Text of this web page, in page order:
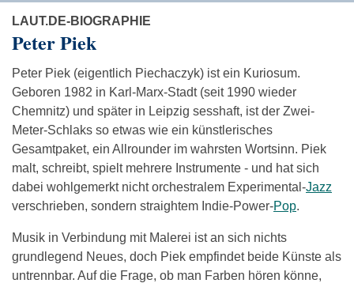
LAUT.DE-BIOGRAPHIE
Peter Piek
Peter Piek (eigentlich Piechaczyk) ist ein Kuriosum.
Geboren 1982 in Karl-Marx-Stadt (seit 1990 wieder
Chemnitz) und später in Leipzig sesshaft, ist der Zwei-
Meter-Schlaks so etwas wie ein künstlerisches
Gesamtpaket, ein Allrounder im wahrsten Wortsinn. Piek
malt, schreibt, spielt mehrere Instrumente - und hat sich
dabei wohlgemerkt nicht orchestralem Experimental-Jazz
verschrieben, sondern straightem Indie-Power-Pop.
Musik in Verbindung mit Malerei ist an sich nichts
grundlegend Neues, doch Piek empfindet beide Künste als
untrennbar. Auf die Frage, ob man Farben hören könne,